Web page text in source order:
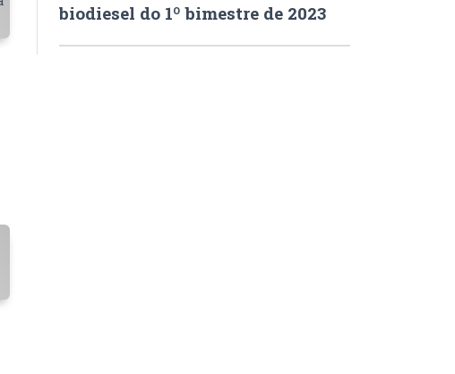
biodiesel do 1º bimestre de 2023